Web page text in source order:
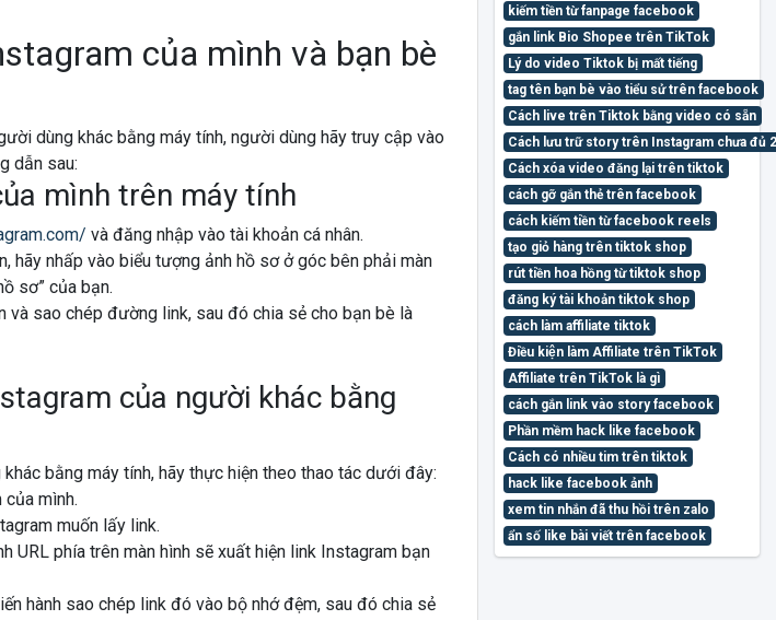
của mình và bạn bè
dùng khác bằng máy tính, người dùng hãy truy cập vào
dẫn sau:
mình trên máy tính
và đăng nhập vào tài khoản cá nhân.
hãy nhấp vào biểu tượng ảnh hồ sơ ở góc bên phải màn
sơ” của bạn.
và sao chép đường link, sau đó chia sẻ cho bạn bè là
của người khác bằng
bằng máy tính, hãy thực hiện theo thao tác dưới đây:
mình.
muốn lấy link.
URL phía trên màn hình sẽ xuất hiện link Instagram bạn
hành sao chép link đó vào bộ nhớ đệm, sau đó chia sẻ
kiếm tiền từ fanpage facebook
gắn link Bio Shopee trên TikTok
Lý do video Tiktok bị mất tiếng
tag tên bạn bè vào tiểu sử trên facebook
Cách live trên Tiktok bằng video có sẵn
Cách lưu trữ story trên Instagram chưa đủ
Cách xóa video đăng lại trên tiktok
cách gỡ gắn thẻ trên facebook
cách kiếm tiền từ facebook reels
tạo giỏ hàng trên tiktok shop
rút tiền hoa hồng từ tiktok shop
đăng ký tài khoản tiktok shop
cách làm affiliate tiktok
Điều kiện làm Affiliate trên TikTok
Affiliate trên TikTok là gì
cách gắn link vào story facebook
Phần mềm hack like facebook
Cách có nhiều tim trên tiktok
hack like facebook ảnh
xem tin nhắn đã thu hồi trên zalo
ẩn số like bài viết trên facebook